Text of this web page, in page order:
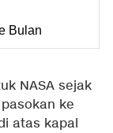
Bulan
NASA sejak
ke
atas kapal